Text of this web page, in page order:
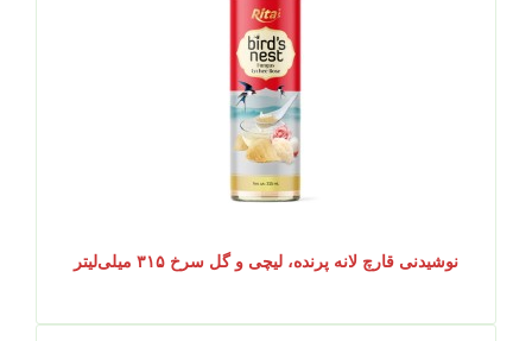
نوشیدنی قارچ لانه پرنده، لیچی و گل سرخ ۳۱۵ میلی‌لیتر